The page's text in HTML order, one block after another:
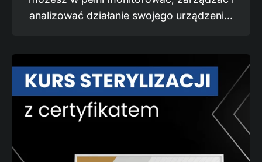
analizować działanie swojego urządzeni...